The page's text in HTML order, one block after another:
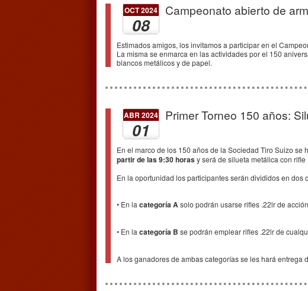
OCT 2024
08
Campeonato abierto de
Estimados amigos, los invitamos a participar en el
La misma se enmarca en las actividades por el 150
blancos metálicos y de papel.
ABR 2024
01
Primer Torneo 150 años:
En el marco de los 150 años de la Sociedad Tiro Suizo
partir de las 9:30 horasy será de silueta metálica con rifle
En la oportunidad los participantes serán divididos en
• En la categoría Asolo podrán usarse rifles .22lr de
• En la categoría B se podrán emplear rifles .22lr de
A los ganadores de ambas categorías se les hará entrega